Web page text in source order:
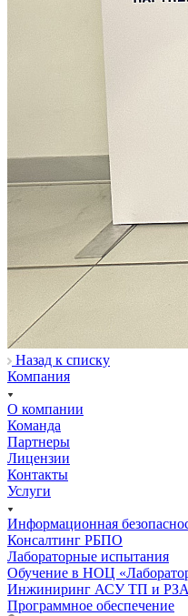
Назад к списку
Компания
О компании
Команда
Партнеры
Лицензии
Контакты
Услуги
Информационная
Консалтинг РБПО
Лабораторные испытания
Обучение в НОЦ
Инжиниринг АСУ ТП и РЗА
Программное обеспечение